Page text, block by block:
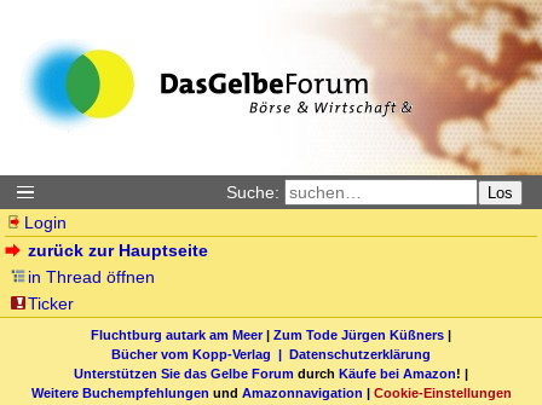
Suche: Los
Login
zurück zur Hauptseite
in Thread öffnen
Ticker
Fluchtburg autark am Meer| Zum Tode Jürgen Küßners |
Bücher vom Kopp-Verlag | Datenschutzerklärung
Unterstützen Sie das Gelbe Forum durch Käufe bei Amazon! |
Weitere Buchempfehlungen und Amazonnavigation | Cookie-Einstellungen